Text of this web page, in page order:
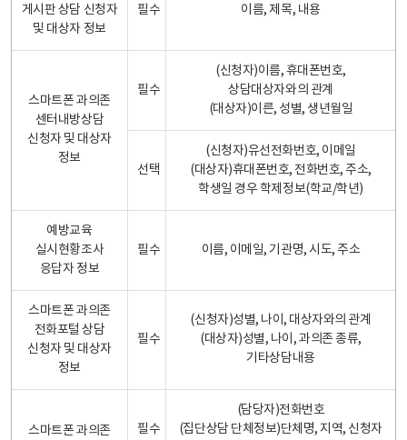
게시판 상담 신청자
및 대상자 정보
필수 이름, 제목, 내용
스마트폰 과의존
센터내방상담
신청자 및 대상자
정보
필수
(신청자)이름, 휴대폰번호,
상담대상자와의 관계
(대상자)이른, 성별, 생년월일
선택
(신청자)유선전화번호, 이메일
(대상자)휴대폰번호, 전화번호, 주소,
학생일 경우 학제정보(학교/학년)
예방교육
실시현황조사
응답자 정보
필수 이름, 이메일, 기관명, 시도, 주소
스마트폰 과의존
전화포털 상담
신청자 및 대상자
정보
필수
(신청자)성별, 나이, 대상자와의 관계
(대상자)성별, 나이, 과의존 종류,
기타상담내용
스마트폰 과의존
필수
(담당자)전화번호
(집단상담 단체정보)단체명, 지역, 신청자